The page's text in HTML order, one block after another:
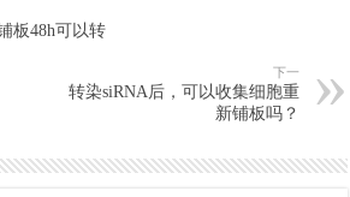
板48h可以转
下一
转染siRNA后，可以收集细胞重
新铺板吗？